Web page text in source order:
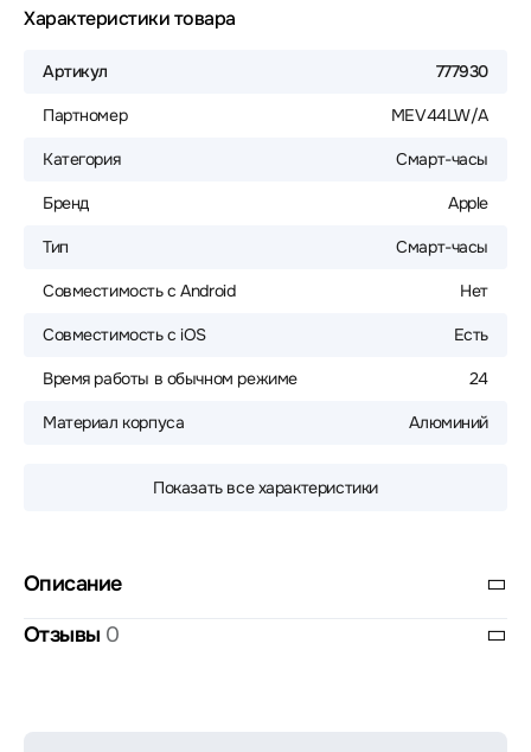
Характеристики товара
Артикул 777930
Партномер MEV44LW/A
Категория Смарт-часы
Бренд Apple
Тип Смарт-часы
Совместимость с Android Нет
Совместимость с iOS Есть
Время работы в обычном режиме 24
Материал корпуса Алюминий
Показать все характеристики
Описание
Отзывы 0